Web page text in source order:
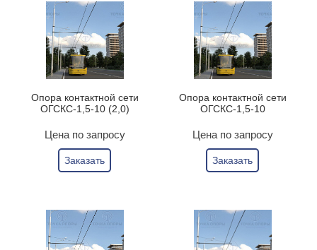
Опора контактной сети
ОГСКС-1,5-10 (2,0)
Цена по запросу
Заказать
Опора контактной сети
ОГСКС-1,5-10
Цена по запросу
Заказать